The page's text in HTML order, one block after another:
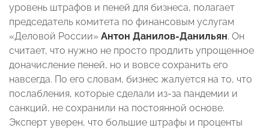
уровень штрафов и пеней для бизнеса, полагает
председатель комитета по финансовым услугам
«Деловой России» Антон Данилов-Данильян. Он
считает, что нужно не просто продлить упрощенное
доначисление пеней, но и вовсе сохранить его
навсегда. По его словам, бизнес жалуется на то, что
послабления, которые сделали из-за пандемии и
санкций, не сохранили на постоянной основе.
Эксперт уверен, что большие штрафы и проценты